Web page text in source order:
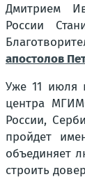
Дмитрием
России
апостолов
Уже 11 июля
центра
России,
пройдет
объединяет
строить